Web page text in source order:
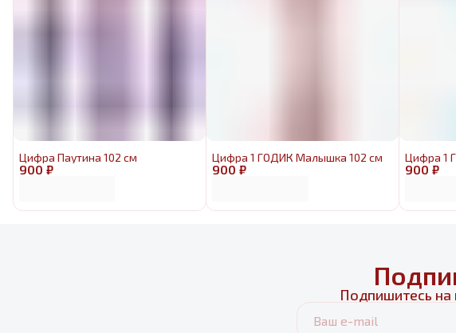
900 ₽
Цифра Паутина 102 см
900 ₽
Цифра 1 ГОДИК Малышка 102 см
900 ₽
Цифра 1
Подпишитесь на